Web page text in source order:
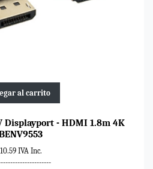
al carrito
Displayport - HDMI 1.8m 4K
IVA Inc.